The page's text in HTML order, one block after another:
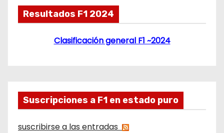
Resultados F1 2024
Clasificación general F1 ~2024
Suscripciones a F1 en estado puro
suscribirse a las entradas